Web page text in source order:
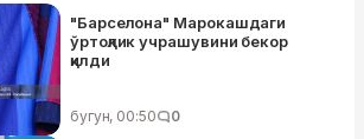
"Барселона" Марокашдаги
ўртоқлик учрашувини бекор
қилди
бугун, 00:50 0